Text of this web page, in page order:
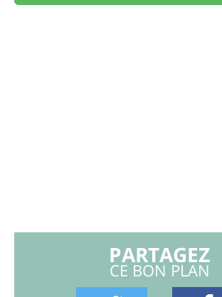
PARTAGEZ
CE BON PLAN